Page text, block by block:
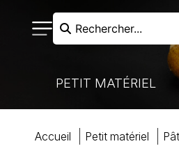
Rechercher...
PETIT MATÉRIEL
RECHERCHER
accueil petit matériel